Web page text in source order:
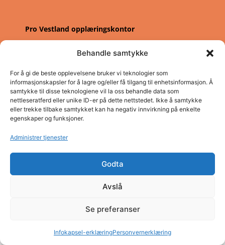
Behandle samtykke
For å gi de beste opplevelsene bruker vi teknologier som
informasjonskapsler for å lagre og/eller få tilgang til enhetsinformasjon. Å
samtykke til disse teknologiene vil la oss behandle data som
nettleseratferd eller unike ID-er på dette nettstedet. Ikke å samtykke
eller trekke tilbake samtykket kan ha negativ innvirkning på enkelte
egenskaper og funksjoner.
Administrer tjenester
Godta
Avslå
Se preferanser
Infokapsel-erklæringPersonvernerklæring
Pro Vestland opplæringskontor
Telefon: (+47) 57 83 22 60
Organisasjonsnummer: NO980 026 655
Personvern